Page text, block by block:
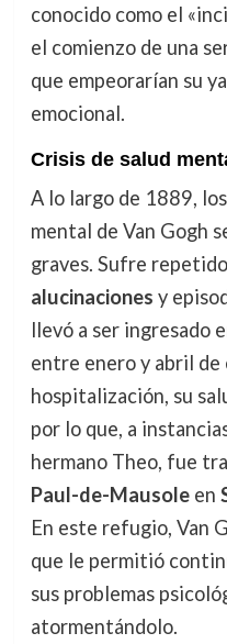
conocido como el
el comienzo de una
que empeorarían su
emocional.
Crisis de salud
A lo largo de 1889,
mental de Van Gogh
graves. Sufre
alucinaciones y
llevó a ser ingresado
entre enero y abril de
hospitalización, su
por lo que, a
hermano Theo, fue
Paul-de-Mausoleen
En este refugio, Van
que le permitió
sus problemas
atormentándolo.